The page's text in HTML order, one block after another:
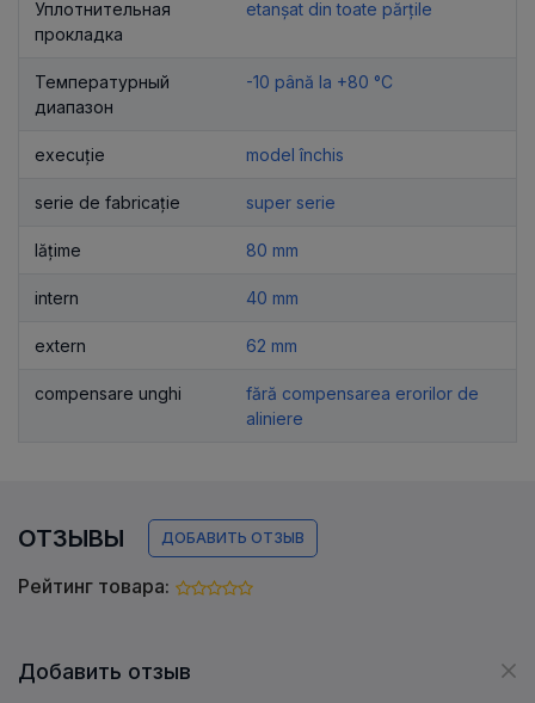
Уплотнительная
прокладка
etanșat din toate părțile
Температурный
диапазон
-10 până la +80 °C
execuție model închis
serie de fabricație super serie
lățime 80 mm
intern 40 mm
extern 62 mm
compensare unghi
fără compensarea erorilor de
aliniere
ОТЗЫВЫ ДОБАВИТЬ ОТЗЫВ
Рейтинг товара:
Добавить отзыв